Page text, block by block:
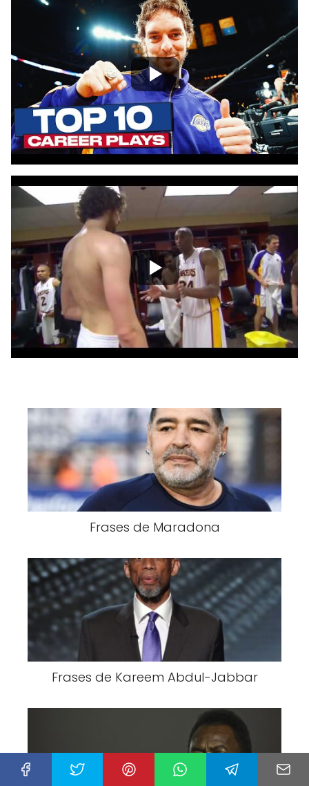
Frases de Maradona
Frases de Kareem Abdul-Jabbar